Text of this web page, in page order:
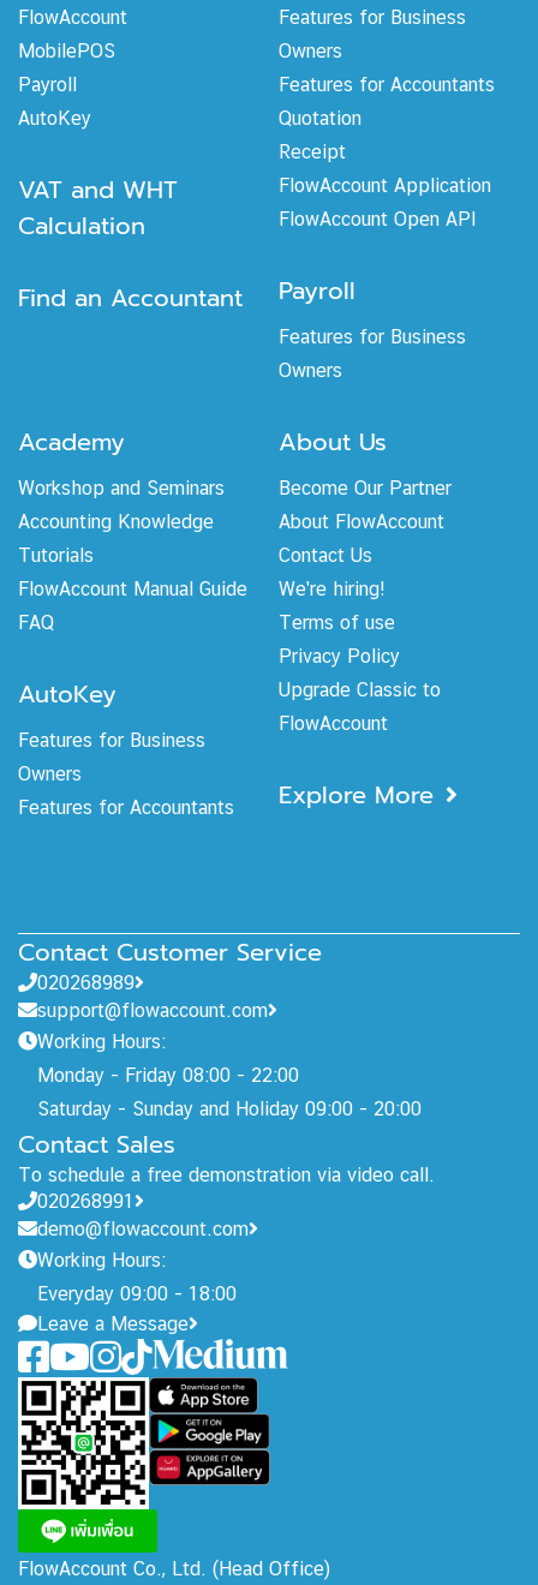
FlowAccount
MobilePOS
Payroll
AutoKey
VAT and WHT
Calculation
Find an Accountant
Features for Business
Owners
Features for Accountants
Quotation
Receipt
FlowAccount Application
FlowAccount Open API
Payroll
Features for Business
Owners
Academy
Workshop and Seminars
Accounting Knowledge
Tutorials
FlowAccount Manual Guide
FAQ
AutoKey
Features for Business
Owners
Features for Accountants
About Us
Become Our Partner
About FlowAccount
Contact Us
We're hiring!
Terms of use
Privacy Policy
Upgrade Classic to
FlowAccount
Explore More
Contact Customer Service
020268989
support@flowaccount.com
Working Hours:
Monday - Friday 08:00 - 22:00
Saturday - Sunday and Holiday 09:00 - 20:00
Contact Sales
To schedule a free demonstration via video call.
020268991
demo@flowaccount.com
Working Hours:
Everyday 09:00 - 18:00
Leave a Message
FlowAccount Co., Ltd. (Head Office)